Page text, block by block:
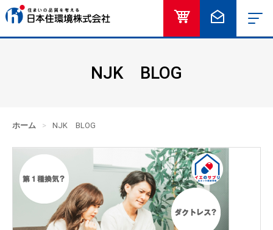
オンラインショ
NJK BLOG
ホーム > NJK BLOG